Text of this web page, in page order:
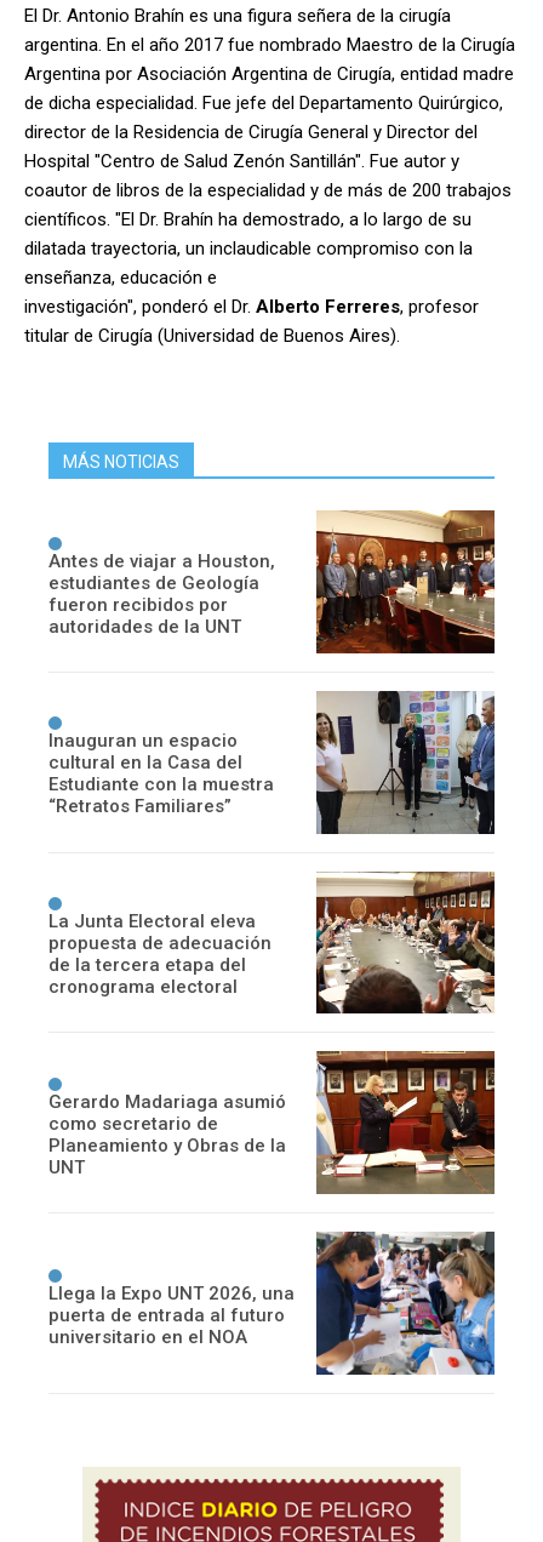
El Dr. Antonio Brahín es una figura señera de la cirugía
argentina. En el año 2017 fue nombrado Maestro de la Cirugía
Argentina por Asociación Argentina de Cirugía, entidad madre
de dicha especialidad. Fue jefe del Departamento Quirúrgico,
director de la Residencia de Cirugía General y Director del
Hospital "Centro de Salud Zenón Santillán". Fue autor y
coautor de libros de la especialidad y de más de 200 trabajos
científicos. "El Dr. Brahín ha demostrado, a lo largo de su
dilatada trayectoria, un inclaudicable compromiso con la
enseñanza, educación e
investigación", ponderó el Dr. Alberto Ferreres, profesor
titular de Cirugía (Universidad de Buenos Aires).
MÁS NOTICIAS
Antes de viajar a Houston,
estudiantes de Geología
fueron recibidos por
autoridades de la UNT
Inauguran un espacio
cultural en la Casa del
Estudiante con la muestra
“Retratos Familiares”
La Junta Electoral eleva
propuesta de adecuación
de la tercera etapa del
cronograma electoral
Gerardo Madariaga asumió
como secretario de
Planeamiento y Obras de la
UNT
Llega la Expo UNT 2026, una
puerta de entrada al futuro
universitario en el NOA